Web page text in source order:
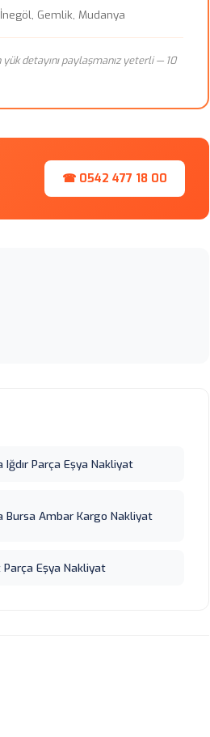
Gemlik, Mudanya
detayını paylaşmanız yeterli — 10
☎ 0542 477 18 00
Iğdır Parça Eşya Nakliyat
Bursa Ambar Kargo Nakliyat
Eşya Nakliyat